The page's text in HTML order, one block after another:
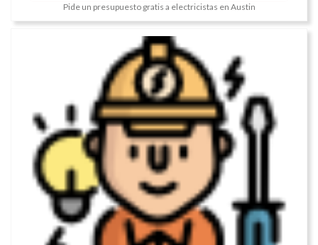
Pide un presupuesto gratis a electricistas en Austin